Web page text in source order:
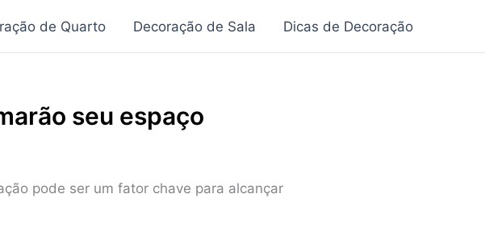
de Quarto Decoração de Sala Dicas de Decoração
seu espaço
pode ser um fator chave para alcançar